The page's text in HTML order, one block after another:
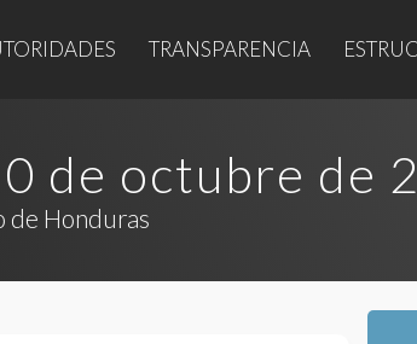
TRANSPARENCIA
de octubre de
de Honduras